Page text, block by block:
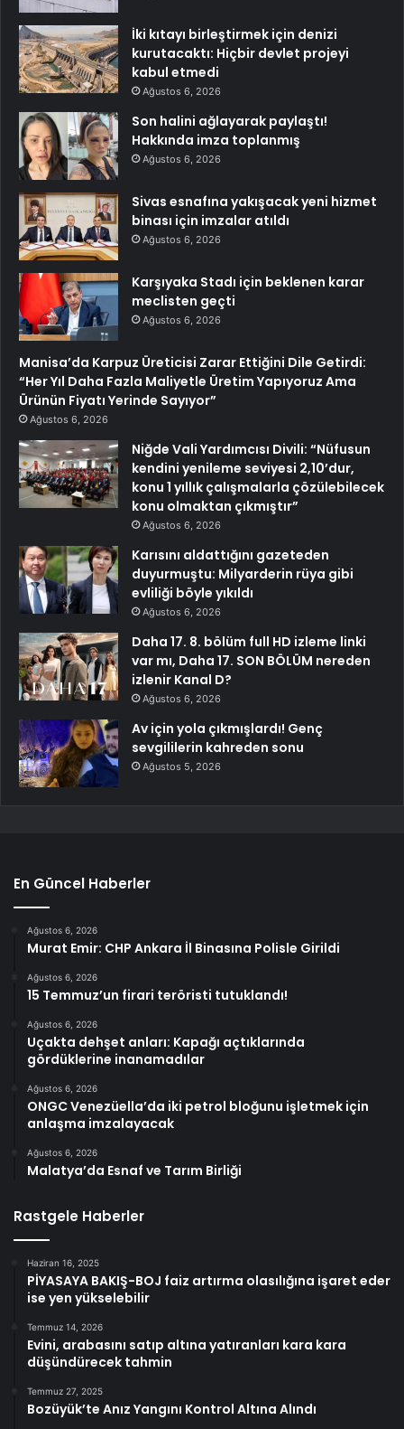
İki kıtayı birleştirmek için denizi
kurutacaktı: Hiçbir devlet projeyi
kabul etmedi
Ağustos 6, 2026
Son halini ağlayarak paylaştı!
Hakkında imza toplanmış
Ağustos 6, 2026
Sivas esnafına yakışacak yeni hizmet
binası için imzalar atıldı
Ağustos 6, 2026
Karşıyaka Stadı için beklenen karar
meclisten geçti
Ağustos 6, 2026
Manisa’da Karpuz Üreticisi Zarar Ettiğini Dile Getirdi:
“Her Yıl Daha Fazla Maliyetle Üretim Yapıyoruz Ama
Ürünün Fiyatı Yerinde Sayıyor”
Ağustos 6, 2026
Niğde Vali Yardımcısı Divili: “Nüfusun
kendini yenileme seviyesi 2,10’dur,
konu 1 yıllık çalışmalarla çözülebilecek
konu olmaktan çıkmıştır”
Ağustos 6, 2026
Karısını aldattığını gazeteden
duyurmuştu: Milyarderin rüya gibi
evliliği böyle yıkıldı
Ağustos 6, 2026
Daha 17. 8. bölüm full HD izleme linki
var mı, Daha 17. SON BÖLÜM nereden
izlenir Kanal D?
Ağustos 6, 2026
Av için yola çıkmışlardı! Genç
sevgililerin kahreden sonu
Ağustos 5, 2026
En Güncel Haberler
Ağustos 6, 2026
Murat Emir: CHP Ankara İl Binasına Polisle Girildi
Ağustos 6, 2026
15 Temmuz’un firari teröristi tutuklandı!
Ağustos 6, 2026
Uçakta dehşet anları: Kapağı açtıklarında
gördüklerine inanamadılar
Ağustos 6, 2026
ONGC Venezüella’da iki petrol bloğunu işletmek için
anlaşma imzalayacak
Ağustos 6, 2026
Malatya’da Esnaf ve Tarım Birliği
Rastgele Haberler
Haziran 16, 2025
PİYASAYA BAKIŞ-BOJ faiz artırma olasılığına işaret eder
ise yen yükselebilir
Temmuz 14, 2026
Evini, arabasını satıp altına yatıranları kara kara
düşündürecek tahmin
Temmuz 27, 2025
Bozüyük’te Anız Yangını Kontrol Altına Alındı